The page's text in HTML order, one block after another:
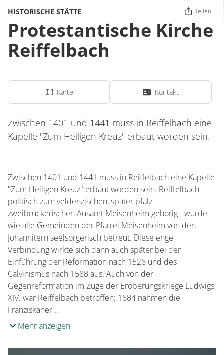
HISTORISCHE STÄTTE Teilen
Protestantische Kirche
Reiffelbach
Karte Kontakt
Zwischen 1401 und 1441 muss in Reiffelbach eine
Kapelle "Zum Heiligen Kreuz" erbaut worden sein.
Zwischen 1401 und 1441 muss in Reiffelbach eine Kapelle
"Zum Heiligen Kreuz" erbaut worden sein. Reiffelbach -
politisch zum veldenzischen, später pfalz-
zweibrückerischen Ausamt Meisenheim gehörig - wurde
wie alle Gemeinden der Pfarrei Meisenheim von den
Johannitern seelsorgerisch betreut. Diese enge
Verbindung wirkte sich dann auch später bei der
Einführung der Reformation nach 1526 und des
Calvinismus nach 1588 aus. Auch von der
Gegenreformation im Zuge der Eroberungskriege Ludwigs
XIV. war Reiffelbach betroffen: 1684 nahmen die
Franziskaner …
Mehr anzeigen